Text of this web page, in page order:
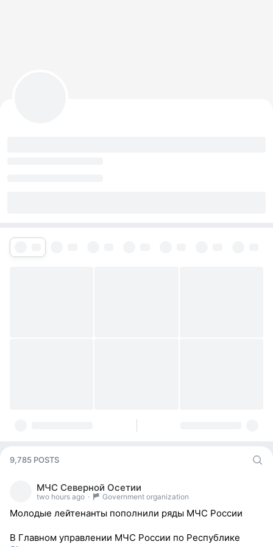
9,785 POSTS
МЧС Северной Осетии
two hours ago · Government organization
Молодые лейтенанты пополнили ряды МЧС России
В Главном управлении МЧС России по Республике